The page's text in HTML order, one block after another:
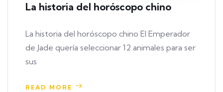
La historia del horóscopo chino
La historia del horóscopo chino El Emperador
de Jade quería seleccionar 12 animales para ser
sus
READ MORE